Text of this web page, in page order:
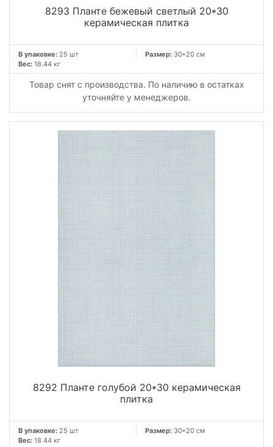
8293 Планте бежевый светлый 20*30
керамическая плитка
В упаковке: 25 шт Размер: 30*20 см
Вес: 18.44 кг
Товар снят с производства. По наличию в остатках
уточняйте у менеджеров.
8292 Планте голубой 20*30 керамическая
плитка
В упаковке: 25 шт Размер: 30*20 см
Вес: 18.44 кг